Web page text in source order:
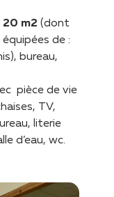
20 m2 (dont
de :
bureau,
pièce de vie
TV,
literie
d’eau, wc.